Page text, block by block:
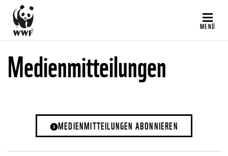
Direkt
zum
Inhalt
MENÜ
Medienmitteilungen
MEDIENMITTEILUNGEN ABONNIEREN